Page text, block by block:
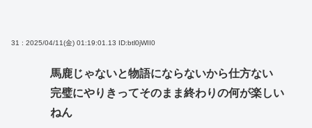
31 : 2025/04/11(金) 01:19:01.13 ID:btl0jWII0
馬鹿じゃないと物語にならないから仕方ない
完璧にやりきってそのまま終わりの何が楽しい
ねん